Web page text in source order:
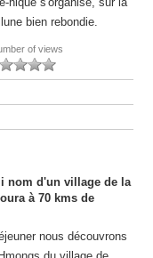
bien rebondie.
of views
nom d'un village de la
à 70 kms de
nous découvrons